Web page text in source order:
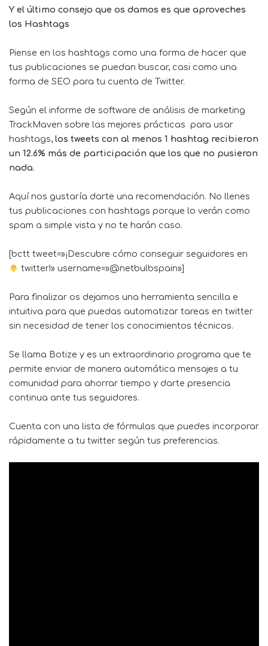
Y el último consejo que os damos es que aproveches
los Hashtags
Piense en los hashtags como una forma de hacer que
tus publicaciones se puedan buscar, casi como una
forma de SEO para tu cuenta de Twitter.
Según el informe de software de análisis de marketing
TrackMaven sobre las mejores prácticas para usar
hashtags, los tweets con al menos 1 hashtag recibieron
un 12.6% más de participación que los que no pusieron
nada.
Aquí nos gustaría darte una recomendación. No llenes
tus publicaciones con hashtags porque lo verán como
spam a simple vista y no te harán caso.
[bctt tweet=»¡Descubre cómo conseguir seguidores en
twitter!» username=»@netbulbspain»]
Para finalizar os dejamos una herramienta sencilla e
intuitiva para que puedas automatizar tareas en twitter
sin necesidad de tener los conocimientos técnicos.
Se llama Botize y es un extraordinario programa que te
permite enviar de manera automática mensajes a tu
comunidad para ahorrar tiempo y darte presencia
continua ante tus seguidores.
Cuenta con una lista de fórmulas que puedes incorporar
rápidamente a tu twitter según tus preferencias.